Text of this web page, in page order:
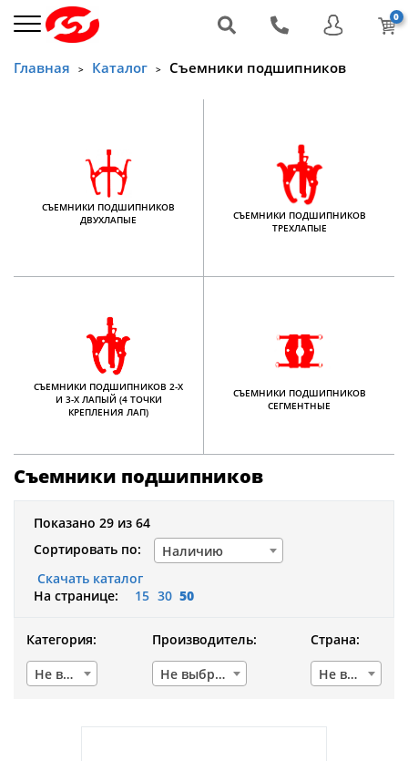
0
Главная > Каталог > Съемники подшипников
СЪЕМНИКИ ПОДШИПНИКОВ
ДВУХЛАПЫЕ
СЪЕМНИКИ ПОДШИПНИКОВ
ТРЕХЛАПЫЕ
СЪЕМНИКИ ПОДШИПНИКОВ 2-Х
И 3-Х ЛАПЫЙ (4 ТОЧКИ
КРЕПЛЕНИЯ ЛАП)
СЪЕМНИКИ ПОДШИПНИКОВ
СЕГМЕНТНЫЕ
Съемники подшипников
Показано 29 из 64
Сортировать по:
Наличию
Скачать каталог
На странице:
15 30 50
Категория:
Не выбрано
Производитель:
Не выбрано
Страна:
Не выбрано